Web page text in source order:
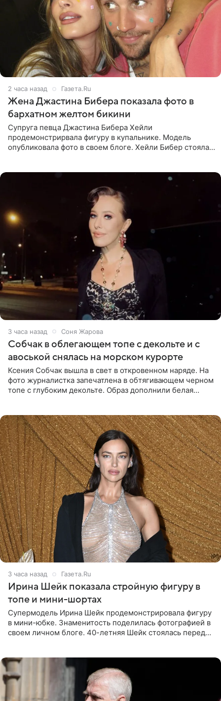
2 часа назад Газета.Ru
Жена Джастина Бибера показала фото в
бархатном желтом бикини
Супруга певца Джастина Бибера Хейли
продемонстрирвала фигуру в купальнике. Модель
опубликовала фото в своем блоге. Хейли Бибер стояла
3 часа назад Соня Жарова
Собчак в облегающем топе с декольте и с
авоськой снялась на морском курорте
Ксения Собчак вышла в свет в откровенном наряде. На
фото журналистка запечатлена в обтягивающем черном
топе с глубоким декольте. Образ дополнили белая
3 часа назад Газета.Ru
Ирина Шейк показала стройную фигуру в
топе и мини-шортах
Супермодель Ирина Шейк продемонстрировала фигуру
в мини-юбке. Знаменитость поделилась фотографией в
своем личном блоге. 40-летняя Шейк стоялась перед